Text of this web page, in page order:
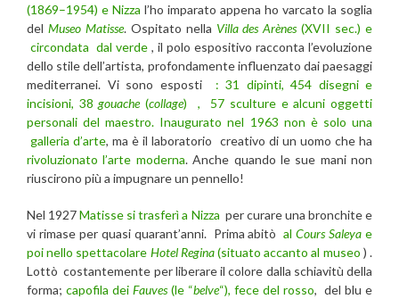
(1869–1954) e Nizza l’ho imparato appena ho varcato la soglia
del Museo Matisse. Ospitato nella Villa des Arènes(XVII sec.) e
circondata dal verde , il polo espositivo racconta l’evoluzione
dello stile dell’artista, profondamente influenzato dai paesaggi
mediterranei. Vi sono esposti : 31 dipinti, 454 disegni e
incisioni, 38 gouache(collage)
, 57 sculture e alcuni oggetti
personali del maestro. Inaugurato nel 1963 non è solo una
galleria d’arte, ma è il laboratorio creativo di un uomo che ha
rivoluzionato l’arte moderna. Anche quando le sue mani non
riuscirono più a impugnare un pennello!
Nel 1927Matisse si trasferì a Nizza per curare una bronchite e
vi rimase per quasi quarant’anni. Prima abitòalCours Saleya e
poi nello spettacolare Hotel Regina(situato accanto al museo ) .
Lottò costantemente per liberare il colore dalla schiavitù della
forma; capofila dei Fauves(le “belve“), fece del rosso, del blu e